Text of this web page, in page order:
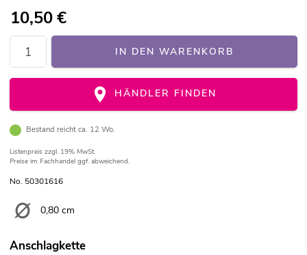
10,50€
IN DEN WARENKORB
HÄNDLER FINDEN
Bestand reicht ca. 12 Wo.
Listenpreis zzgl. 19% MwSt.
Preise im Fachhandel ggf. abweichend.
No. 50301616
0,80 cm
Anschlagkette